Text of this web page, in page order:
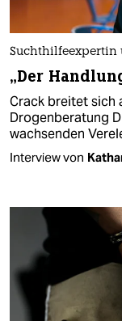
Suchthilfeexpertin
„Der
Crack breitet sich
Drogenberatung
wachsenden
Interview von